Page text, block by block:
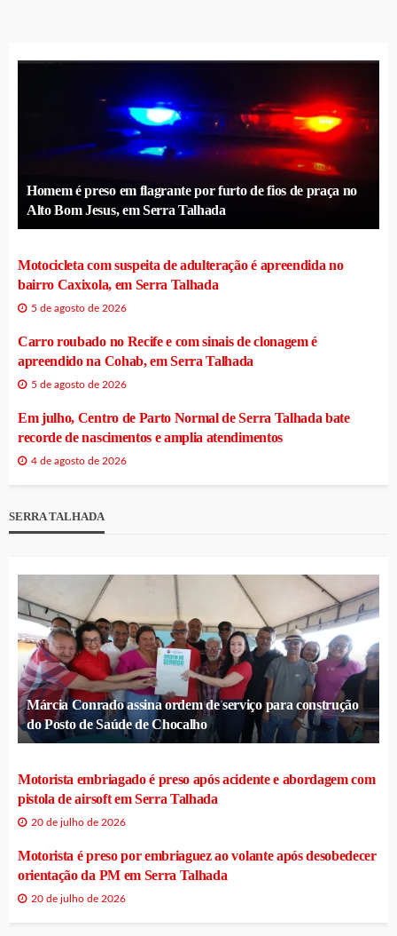
Homem é preso em flagrante por furto de fios de praça no
Alto Bom Jesus, em Serra Talhada
Motocicleta com suspeita de adulteração é apreendida no
bairro Caxixola, em Serra Talhada
5 de agosto de 2026
Carro roubado no Recife e com sinais de clonagem é
apreendido na Cohab, em Serra Talhada
5 de agosto de 2026
Em julho, Centro de Parto Normal de Serra Talhada bate
recorde de nascimentos e amplia atendimentos
4 de agosto de 2026
SERRA TALHADA
Márcia Conrado assina ordem de serviço para construção
do Posto de Saúde de Chocalho
Motorista embriagado é preso após acidente e abordagem com
pistola de airsoft em Serra Talhada
20 de julho de 2026
Motorista é preso por embriaguez ao volante após desobedecer
orientação da PM em Serra Talhada
20 de julho de 2026